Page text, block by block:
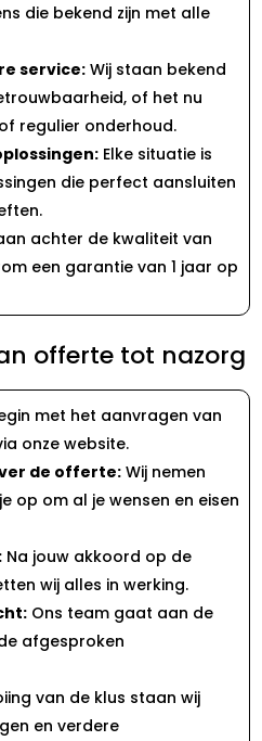
die bekend zijn met alle
service: Wij staan bekend
of het nu
regulier onderhoud.
Elke situatie is
die perfect aansluiten
achter de kwaliteit van
een garantie van 1 jaar op
offerte tot nazorg
met het aanvragen van
onze website.
de offerte: Wij nemen
op om al je wensen en eisen
Na jouw akkoord op de
wij alles in werking.
Ons team gaat aan de
afgesproken
van de klus staan wij
en verdere